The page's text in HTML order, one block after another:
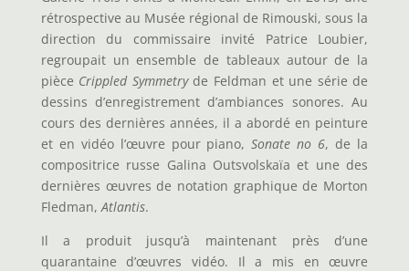
rétrospective au Musée régional de Rimouski, sous la
direction du commissaire invité Patrice Loubier,
regroupait un ensemble de tableaux autour de la
pièce Crippled Symmetryde Feldman et une série de
dessins d’enregistrement d’ambiances sonores. Au
cours des dernières années, il a abordé en peinture
et en vidéo l’œuvre pour piano,Sonate no 6, de la
compositrice russe Galina Outsvolskaïa et une des
dernières œuvres de notation graphique de Morton
Fledman,Atlantis.
Il a produit jusqu’à maintenant près d’une
quarantaine d’œuvres vidéo. Il a mis en œuvre